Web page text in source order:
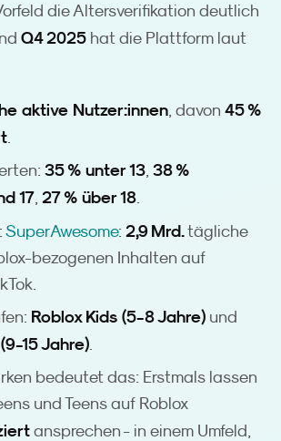
die Altersverifikation deutlich
Q4 2025 hat die Plattform laut
aktive Nutzer:innen , davon 45 %
35 % unter 13, 38 %
17, 27 % über 18.
SuperAwesome: 2,9 Mrd.tägliche
bezogenen Inhalten auf
Roblox Kids (5-8 Jahre) und
15 Jahre).
bedeutet das: Erstmals lassen
und Teens auf Roblox
ansprechen - in einem Umfeld,